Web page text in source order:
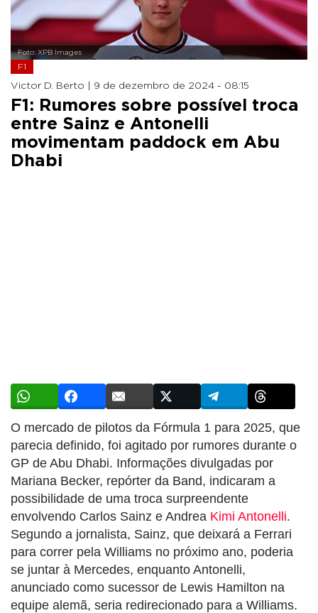
Foto: XPB Images
F1
Victor D. Berto | 9 de dezembro de 2024 - 08:15
F1: Rumores sobre possível troca
entre Sainz e Antonelli
movimentam paddock em Abu
Dhabi
O mercado de pilotos da Fórmula 1 para 2025, que
parecia definido, foi agitado por rumores durante o
GP de Abu Dhabi. Informações divulgadas por
Mariana Becker, repórter da Band, indicaram a
possibilidade de uma troca surpreendente
envolvendo Carlos Sainz e Andrea Kimi Antonelli.
Segundo a jornalista, Sainz, que deixará a Ferrari
para correr pela Williams no próximo ano, poderia
se juntar à Mercedes, enquanto Antonelli,
anunciado como sucessor de Lewis Hamilton na
equipe alemã, seria redirecionado para a Williams.